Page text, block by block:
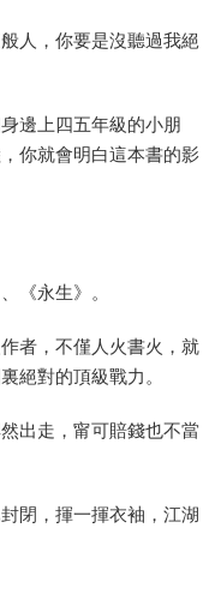
人，你要是沒聽過我絕
邊上四五年級的小朋
你就會明白這本書的影
《永生》。
者，不僅人火書火，就
絕對的頂級戰力。
出走，甯可賠錢也不當
閉，揮一揮衣袖，江湖